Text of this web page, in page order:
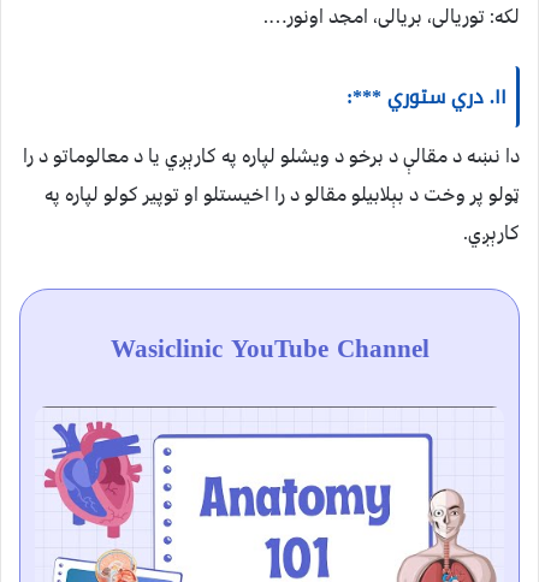
لکه: توریالی، بریالی، امجد اونور….
۱۱. دري ستوري ***:
دا نښه د مقالې د برخو د ویشلو لپاره په کارېږي یا د معالوماتو د را
ټولو پر وخت د بېلابیلو مقالو د را اخیستلو او توپیر کولو لپاره په
کارېږي.
Wasiclinic YouTube Channel